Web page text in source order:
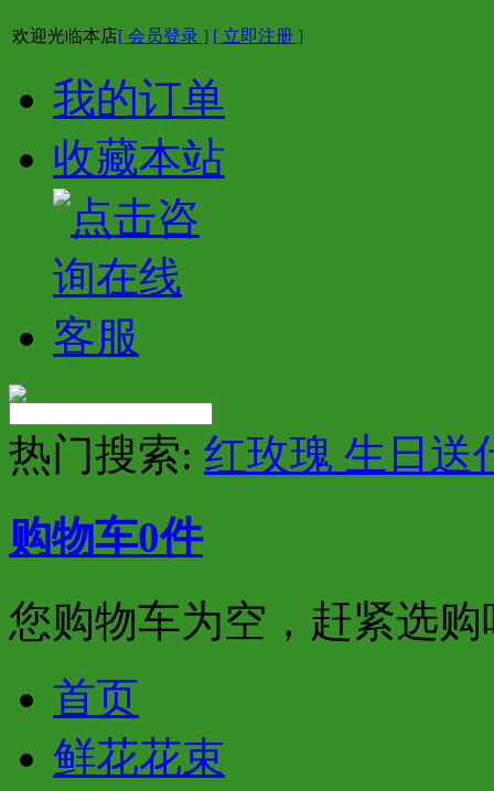
欢迎光临本店[ 会员登录 ] [ 立即注册 ]
我的订单
收藏本站
热门搜索: 红玫瑰 生日送
购物车0件
您购物车为空，赶紧选购
首页
鲜花花束